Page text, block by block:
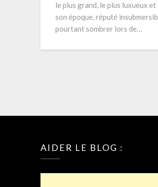
le plus grand, le plus luxueux et
son époque, réputé
pourtant sombrer lors de…
AIDER LE BLOG :